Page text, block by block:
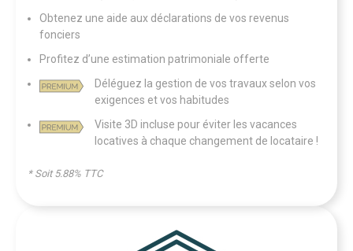
Obtenez une aide aux déclarations de vos revenus
fonciers
Profitez d’une estimation patrimoniale offerte
Déléguez la gestion de vos travaux selon vos
exigences et vos habitudes
Visite 3D incluse pour éviter les vacances
locatives à chaque changement de locataire !
* Soit 5.88% TTC